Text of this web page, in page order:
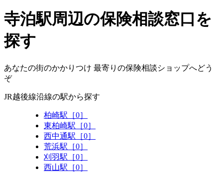
寺泊駅周辺の保険相談窓口を
探す
あなたの街のかかりつけ 最寄りの保険相談ショップへどう
ぞ
JR越後線沿線の駅から探す
柏崎駅［0］
東柏崎駅［0］
西中通駅［0］
荒浜駅［0］
刈羽駅［0］
西山駅［0］